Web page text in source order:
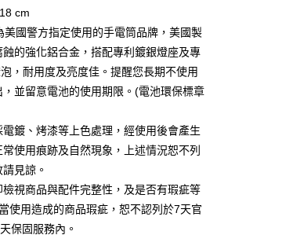
，台灣大哥大用戶可立即使用無須另外申請。
擇欲分期的期數、繳款截止日，確認付款後即
及費用金額請依後續交易確認頁面所載為準。
前往確認交易或遇審核未通過，訂單將自動取
過狀況，表示未達大哥付你分期系統評分，恕
，「大哥付你分期」於每月結算日後寄送繳費提
，可選擇「超商條碼／台灣大直營門市／銀行轉
】
商品之後才付款」的支付方式。 讓您購物簡單
不需綁卡、不需儲值。
簡訊認證，即可結帳。
務後，再付款。
先享後付」後，將跳轉至「AFTEE先享後
證並確認金額後，即可完成結帳。
含以上)免運費
cm
國警方指定使用的手電筒品牌，美國製
的強化鋁合金，搭配專利鍍銀燈座及專
，耐用度及亮度佳。提醒您長期不使用
，並留意電池的使用期限。(電池環保標章
鍍、烤漆等上色處理，經使用後會產生
使用痕跡及自然現象，上述情況恕不列
見諒。
視商品與配件完整性，及是否有瑕疵等
使用造成的商品瑕疵，恕不認列於7天官
保固服務內。